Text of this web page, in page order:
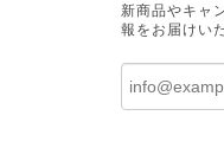
新商品やキャ
報をお届けい